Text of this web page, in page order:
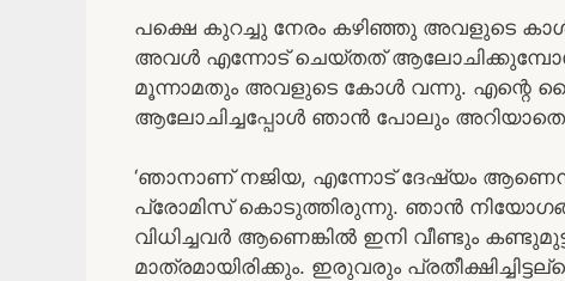
പക്ഷെ കുറച്ചു നേരം കഴിഞ്ഞു അവളുടെ
അവൾ എന്നോട് ചെയ്തത് ആലോചിക്കുമ്പോൾ
മൂന്നാമതും അവളുടെ കോൾ വന്നു. എന്റെ
ആലോചിച്ചപ്പോൾ ഞാൻ പോലും
‘ഞാനാണ് നജിയ, എന്നോട് ദേഷ്യം
പ്രോമിസ് കൊടുത്തിരുന്നു. ഞാൻ
വിധിച്ചവർ ആണെങ്കിൽ ഇനി വീണ്ടും
മാത്രമായിരിക്കും. ഇരുവരും